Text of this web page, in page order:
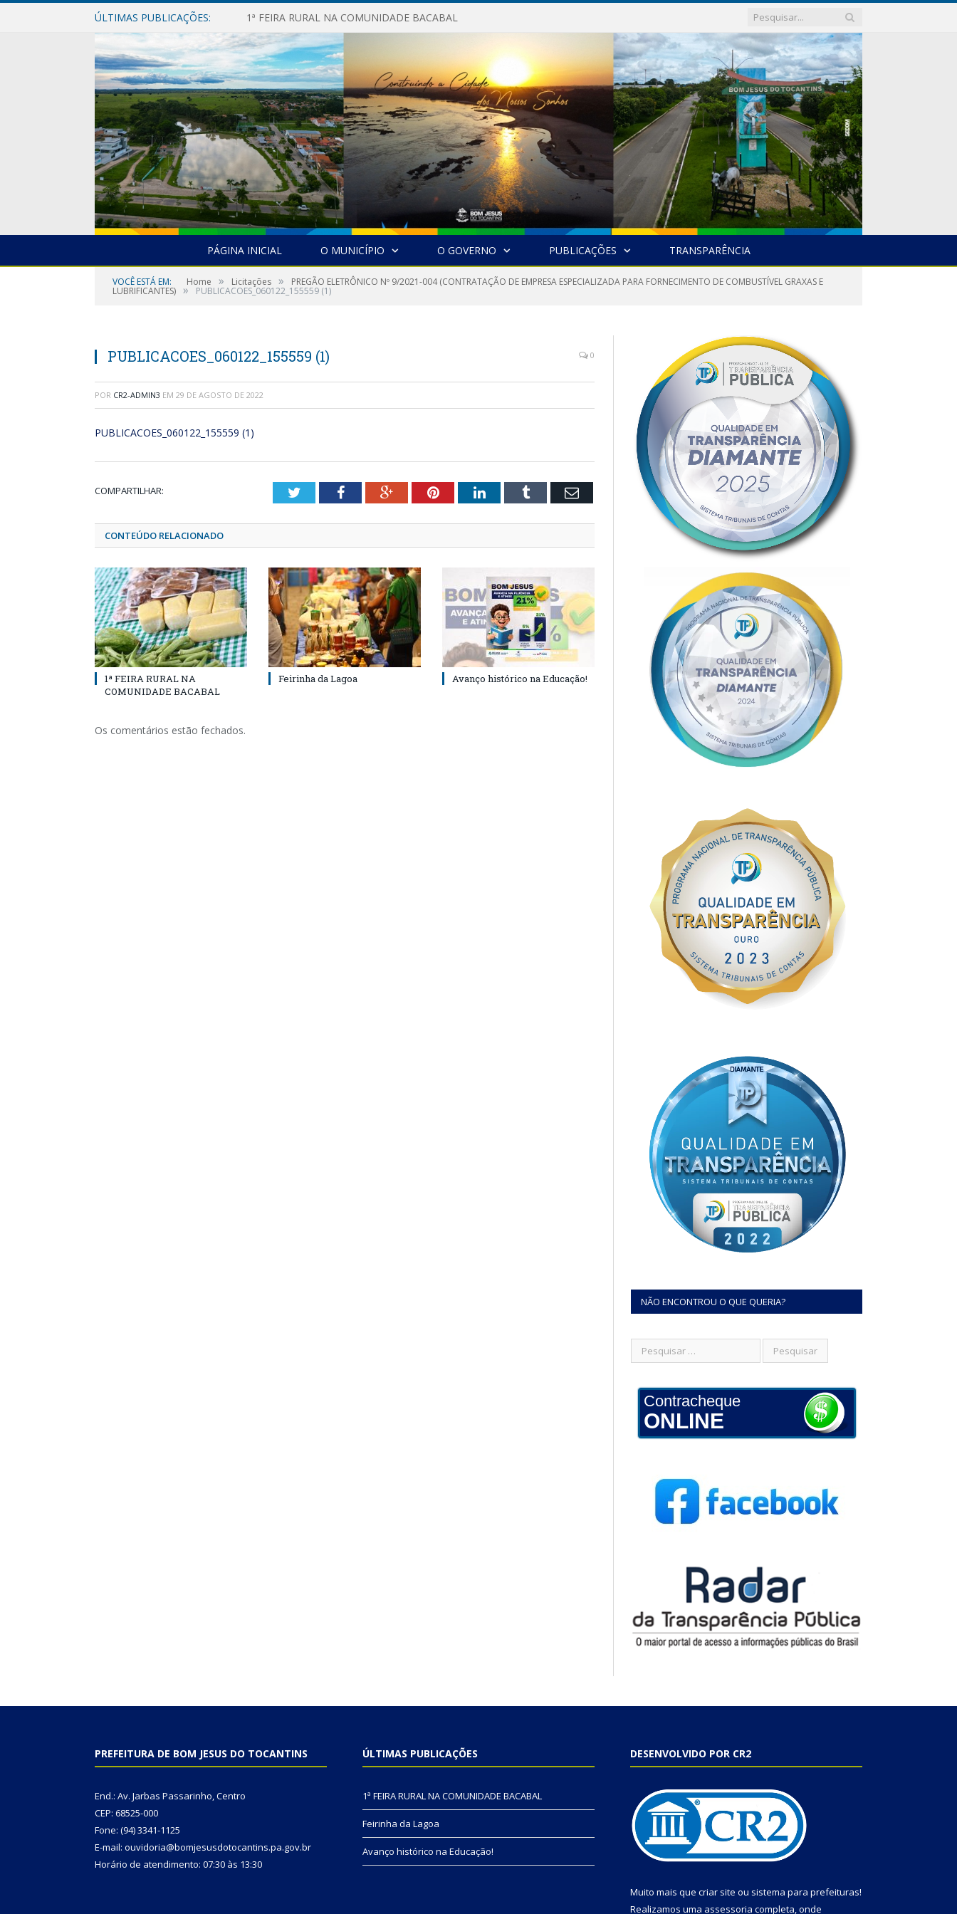
ÚLTIMAS PUBLICAÇÕES: 1ª FEIRA RURAL NA COMUNIDADE BACABAL
PÁGINA INICIAL O MUNICÍPIO O GOVERNO PUBLICAÇÕES TRANSPARÊNCIA
VOCÊ ESTÁ EM: Home » Licitações » PREGÃO ELETRÔNICO Nº 9/2021-004 (CONTRATAÇÃO DE EMPRESA ESPECIALIZADA PARA FORNECIMENTO DE COMBUSTÍVEL GRAXAS E
LUBRIFICANTES) » PUBLICACOES_060122_155559 (1)
PUBLICACOES_060122_155559 (1) 0
POR CR2-ADMIN3 EM 29 DE AGOSTO DE 2022
PUBLICACOES_060122_155559 (1)
COMPARTILHAR: TwitterFacebookGoogle+PinterestLinkedInTumblr Email
CONTEÚDO RELACIONADO
1ª FEIRA RURAL NA
COMUNIDADE BACABAL
Feirinha da Lagoa Avanço histórico na Educação!
Os comentários estão fechados.
NÃO ENCONTROU O QUE QUERIA?
Contracheque
ONLINE
PREFEITURA DE BOM JESUS DO TOCANTINS
End.: Av. Jarbas Passarinho, Centro
CEP: 68525-000
Fone: (94) 3341-1125
E-mail: ouvidoria@bomjesusdotocantins.pa.gov.br
Horário de atendimento: 07:30 às 13:30
ÚLTIMAS PUBLICAÇÕES
1ª FEIRA RURAL NA COMUNIDADE BACABAL
Feirinha da Lagoa
Avanço histórico na Educação!
DESENVOLVIDO POR CR2
Muito mais que criar site ou sistema para prefeituras!
Realizamos uma assessoria completa, onde